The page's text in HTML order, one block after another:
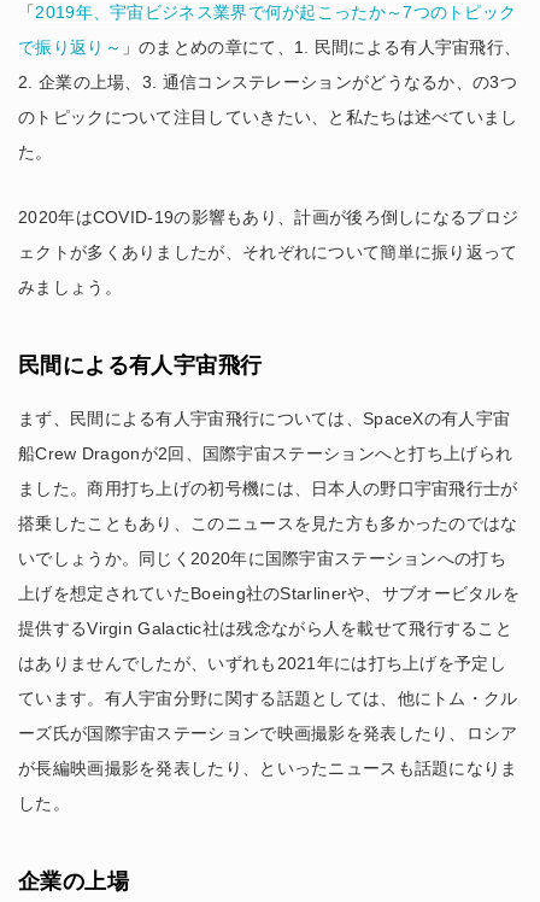
「2019年、宇宙ビジネス業界で何が起こったか～7つのトピック
で振り返り～ 」のまとめの章にて、1. 民間による有人宇宙飛行、
2. 企業の上場、3. 通信コンステレーションがどうなるか、の3つ
のトピックについて注目していきたい、と私たちは述べていまし
た。
2020年はCOVID-19の影響もあり、計画が後ろ倒しになるプロジ
ェクトが多くありましたが、それぞれについて簡単に振り返って
みましょう。
民間による有人宇宙飛行
まず、民間による有人宇宙飛行については、SpaceXの有人宇宙
船Crew Dragonが2回、国際宇宙ステーションへと打ち上げられ
ました。商用打ち上げの初号機には、日本人の野口宇宙飛行士が
搭乗したこともあり、このニュースを見た方も多かったのではな
いでしょうか。同じく2020年に国際宇宙ステーションへの打ち
上げを想定されていたBoeing社のStarlinerや、サブオービタルを
提供するVirgin Galactic社は残念ながら人を載せて飛行すること
はありませんでしたが、いずれも2021年には打ち上げを予定し
ています。有人宇宙分野に関する話題としては、他にトム・クル
ーズ氏が国際宇宙ステーションで映画撮影を発表したり、ロシア
が長編映画撮影を発表したり、といったニュースも話題になりま
した。
企業の上場